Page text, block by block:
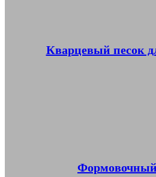
Кварцевый песок
Формовочный